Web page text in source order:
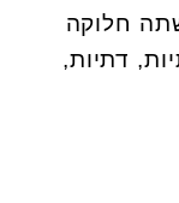
חלוקה
דתיות,